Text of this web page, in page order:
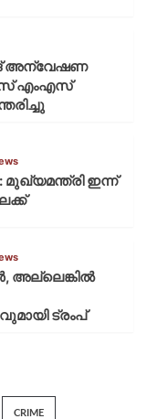
അന്വേഷണ
എംഎസ്
മുഖ്യമന്ത്രി ഇന്ന്
അല്ലെങ്കില്‍
ട്രംപ്
CRIME